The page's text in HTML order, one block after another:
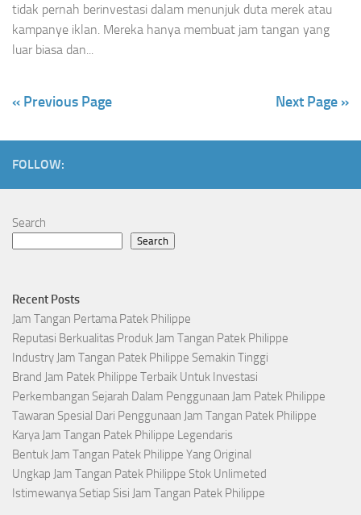
tidak pernah berinvestasi dalam menunjuk duta merek atau
kampanye iklan. Mereka hanya membuat jam tangan yang
luar biasa dan...
« Previous Page Next Page »
FOLLOW:
Search
Search
Recent Posts
Jam Tangan Pertama Patek Philippe
Reputasi Berkualitas Produk Jam Tangan Patek Philippe
Industry Jam Tangan Patek Philippe Semakin Tinggi
Brand Jam Patek Philippe Terbaik Untuk Investasi
Perkembangan Sejarah Dalam Penggunaan Jam Patek Philippe
Tawaran Spesial Dari Penggunaan Jam Tangan Patek Philippe
Karya Jam Tangan Patek Philippe Legendaris
Bentuk Jam Tangan Patek Philippe Yang Original
Ungkap Jam Tangan Patek Philippe Stok Unlimeted
Istimewanya Setiap Sisi Jam Tangan Patek Philippe